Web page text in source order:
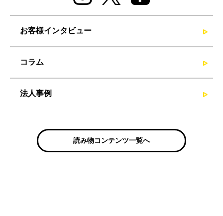
お客様インタビュー
コラム
法人事例
読み物コンテンツ一覧へ